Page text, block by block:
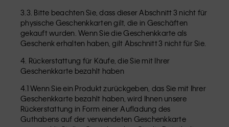
3.3. Bitte beachten Sie, dass dieser Abschnitt 3 nicht für
physische Geschenkkarten gilt, die in Geschäften
gekauft wurden. Wenn Sie die Geschenkkarte als
Geschenk erhalten haben, gilt Abschnitt 3 nicht für Sie.
4. Rückerstattung für Käufe, die Sie mit Ihrer
Geschenkkarte bezahlt haben
4.1 Wenn Sie ein Produkt zurückgeben, das Sie mit Ihrer
Geschenkkarte bezahlt haben, wird Ihnen unsere
Rückerstattung in Form einer Aufladung des
Guthabens auf der verwendeten Geschenkkarte